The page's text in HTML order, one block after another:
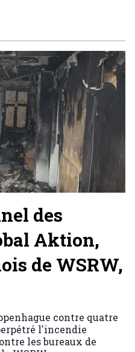
des
Aktion,
de WSRW,
contre quatre
l'incendie
les bureaux de